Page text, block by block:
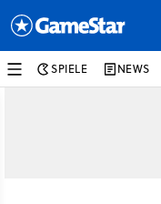
SPIELE NEWS